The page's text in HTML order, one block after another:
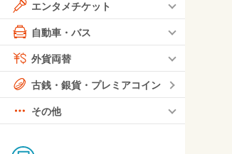
エンタメチケット
自動車・バス
外貨両替
古銭・銀貨・プレミアコイン
その他